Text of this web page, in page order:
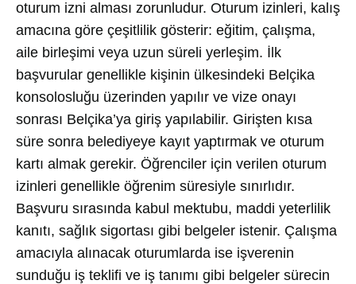
oturum izni alması zorunludur. Oturum izinleri, kalış
amacına göre çeşitlilik gösterir: eğitim, çalışma,
aile birleşimi veya uzun süreli yerleşim. İlk
başvurular genellikle kişinin ülkesindeki Belçika
konsolosluğu üzerinden yapılır ve vize onayı
sonrası Belçika’ya giriş yapılabilir. Girişten kısa
süre sonra belediyeye kayıt yaptırmak ve oturum
kartı almak gerekir. Öğrenciler için verilen oturum
izinleri genellikle öğrenim süresiyle sınırlıdır.
Başvuru sırasında kabul mektubu, maddi yeterlilik
kanıtı, sağlık sigortası gibi belgeler istenir. Çalışma
amacıyla alınacak oturumlarda ise işverenin
sunduğu iş teklifi ve iş tanımı gibi belgeler sürecin